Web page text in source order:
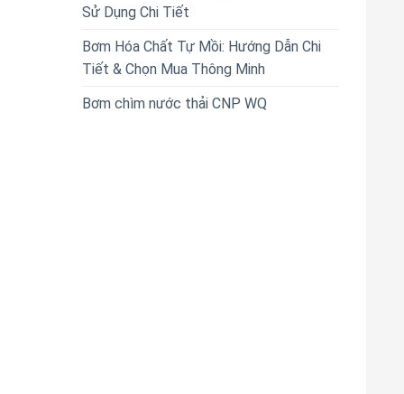
Sử Dụng Chi Tiết
Bơm Hóa Chất Tự Mồi: Hướng Dẫn Chi
Tiết & Chọn Mua Thông Minh
Bơm chìm nước thải CNP WQ